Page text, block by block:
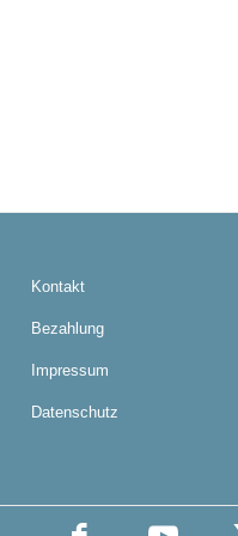
Kontakt
Bezahlung
Impressum
Datenschutz